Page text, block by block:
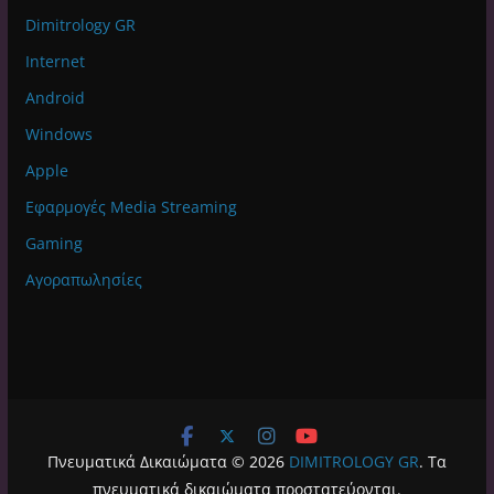
Dimitrology GR
Internet
Android
Windows
Apple
Εφαρμογές Media Streaming
Gaming
Αγοραπωλησίες
Πνευματικά Δικαιώματα © 2026 DIMITROLOGY GR. Τα
πνευματικά δικαιώματα προστατεύονται.